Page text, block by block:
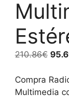
210.86€ El
era:
Compra
Multimedia